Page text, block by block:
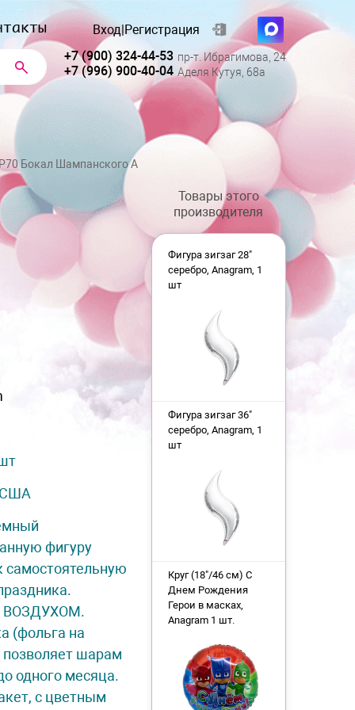
Вход|Регистрация
+7 (900) 324-44-53 пр-т. Ибрагимова, 24
+7 (996) 900-40-04 Аделя Кутуя, 68а
Бокал Шампанского А
фигуру
самостоятельную
ВОЗДУХОМ.
(фольга на
позволяет шарам
одного месяца.
с цветным
Товары этого
производителя
Фигура зигзаг 28"
серебро, Anagram, 1
шт
Фигура зигзаг 36"
серебро, Anagram, 1
шт
Круг (18"/46 см) С
Днем Рождения
Герои в масках,
Anagram 1 шт.